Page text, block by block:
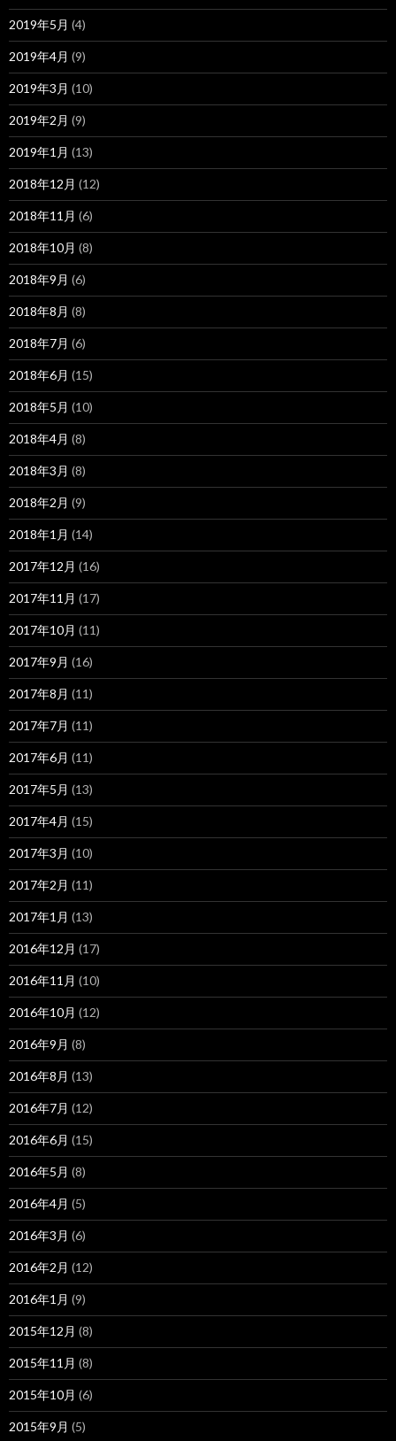
2019年5月 (4)
2019年4月 (9)
2019年3月 (10)
2019年2月 (9)
2019年1月 (13)
2018年12月 (12)
2018年11月 (6)
2018年10月 (8)
2018年9月 (6)
2018年8月 (8)
2018年7月 (6)
2018年6月 (15)
2018年5月 (10)
2018年4月 (8)
2018年3月 (8)
2018年2月 (9)
2018年1月 (14)
2017年12月 (16)
2017年11月 (17)
2017年10月 (11)
2017年9月 (16)
2017年8月 (11)
2017年7月 (11)
2017年6月 (11)
2017年5月 (13)
2017年4月 (15)
2017年3月 (10)
2017年2月 (11)
2017年1月 (13)
2016年12月 (17)
2016年11月 (10)
2016年10月 (12)
2016年9月 (8)
2016年8月 (13)
2016年7月 (12)
2016年6月 (15)
2016年5月 (8)
2016年4月 (5)
2016年3月 (6)
2016年2月 (12)
2016年1月 (9)
2015年12月 (8)
2015年11月 (8)
2015年10月 (6)
2015年9月 (5)